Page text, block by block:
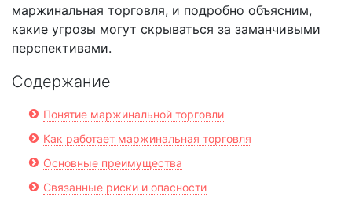
маржинальная торговля, и подробно объясним,
какие угрозы могут скрываться за заманчивыми
перспективами.
Содержание
Понятие маржинальной торговли
Как работает маржинальная торговля
Основные преимущества
Связанные риски и опасности